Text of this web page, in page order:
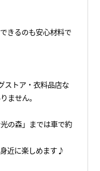
きるのも安心材料で
ストア・衣料品店な
ません。
の森」までは車で約
近に楽しめます♪